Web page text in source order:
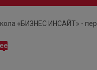
«БИЗНЕС ИНСАЙТ» -